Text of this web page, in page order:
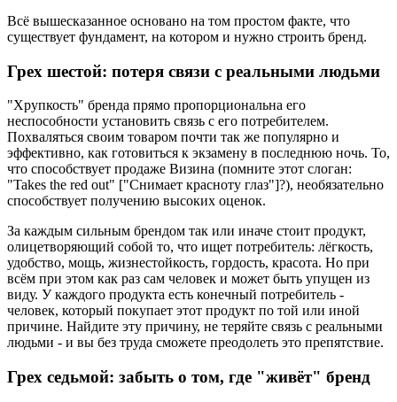
Всё вышесказанное основано на том простом факте, что
существует фундамент, на котором и нужно строить бренд.
Грех шестой: потеря связи с реальными людьми
"Хрупкость" бренда прямо пропорциональна его
неспособности установить связь с его потребителем.
Похваляться своим товаром почти так же популярно и
эффективно, как готовиться к экзамену в последнюю ночь. То,
что способствует продаже Визина (помните этот слоган:
"Takes the red out" ["Снимает красноту глаз"]?), необязательно
способствует получению высоких оценок.
За каждым сильным брендом так или иначе стоит продукт,
олицетворяющий собой то, что ищет потребитель: лёгкость,
удобство, мощь, жизнестойкость, гордость, красота. Но при
всём при этом как раз сам человек и может быть упущен из
виду. У каждого продукта есть конечный потребитель -
человек, который покупает этот продукт по той или иной
причине. Найдите эту причину, не теряйте связь с реальными
людьми - и вы без труда сможете преодолеть это препятствие.
Грех седьмой: забыть о том, где "живёт" бренд